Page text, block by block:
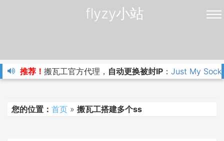
flyzy小站
推荐！ 搬瓦工官方代理， 自动更换被封IP ： Just My
您的位置： 首页 » 搬瓦工搭建多个ss